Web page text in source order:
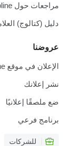
مراجعات حول Agroline
دليل (كتالوج)
عروضنا
الإعلان في موقع Agroline.
نشر إعلانك
ضع ملصقًا إعلانيًا
برنامج فرعي
للشركات